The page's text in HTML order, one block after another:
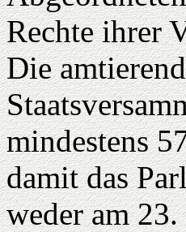
Rechte ihrer
Die
mindestens
damit das
weder am